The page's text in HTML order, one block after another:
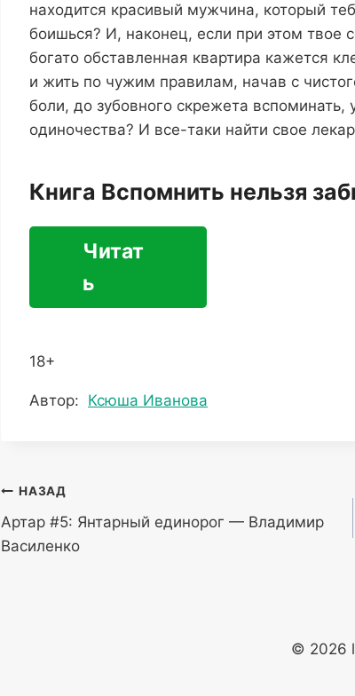
находится красивый мужчина, который
боишься? И, наконец, если при этом твое
богато обставленная квартира кажется
и жить по чужим правилам, начав с
боли, до зубовного скрежета вспоминать,
одиночества? И все-таки найти свое
Книга Вспомнить нельзя
Читат
ь
18+
Метки
Автор: Ксюша Иванова
Навигация
по
записям
НАЗАД
Артар #5: Янтарный единорог — Владимир
Василенко
© 2026